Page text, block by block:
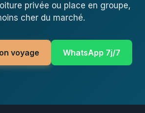
privée ou place en groupe,
cher du marché.
voyage WhatsApp 7j/7